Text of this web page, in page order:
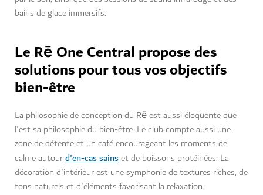
bains de glace immersifs.
Le Rē One Central propose des
solutions pour tous vos objectifs
bien-être
La philosophie de conception du Rē est aussi éloquente que
l'est sa philosophie du bien-être. Le club compte aussi une
zone de détente et un café encourageant les moments de
calme autourd'en-cas sainset de boissons protéinées. La
décoration d'intérieur est une symphonie de textures riches, de
tons naturels et d'éléments favorisant la relaxation.